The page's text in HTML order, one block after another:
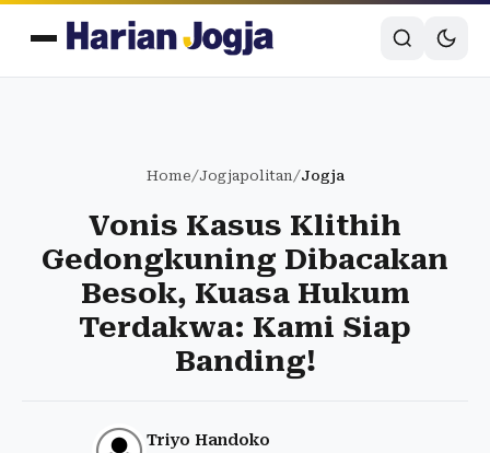
Home/Jogjapolitan/Jogja
Vonis Kasus Klithih
Gedongkuning Dibacakan
Besok, Kuasa Hukum
Terdakwa: Kami Siap
Banding!
Triyo Handoko